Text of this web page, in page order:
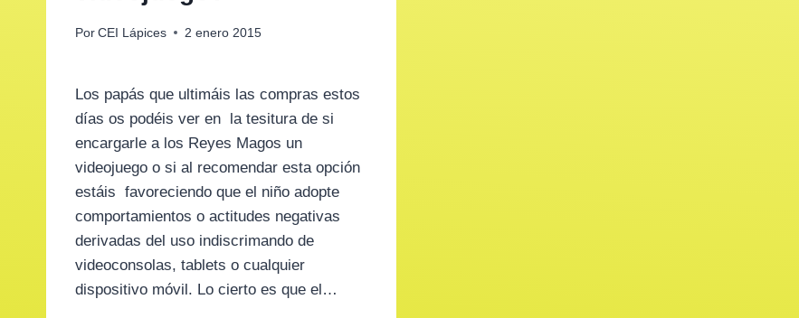
Por CEI Lápices 2 enero 2015
Los papás que ultimáis las compras estos
días os podéis ver en la tesitura de si
encargarle a los Reyes Magos un
videojuego o si al recomendar esta opción
estáis favoreciendo que el niño adopte
comportamientos o actitudes negativas
derivadas del uso indiscrimando de
videoconsolas, tablets o cualquier
dispositivo móvil. Lo cierto es que el…